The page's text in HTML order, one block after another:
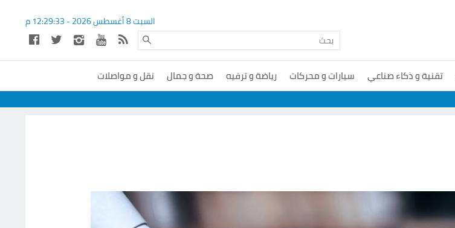
السبت 8 أغسطس 2026 - 12:29:34م
تقنية و ذكاء صناعي سيارات و محركات رياضة و ترفيه صحة و جمال
نقل و مواصلات